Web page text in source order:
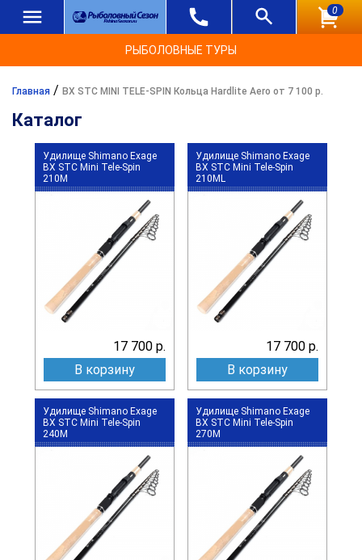
0
РЫБОЛОВНЫЕ ТУРЫ
Главная / BX STC MINI TELE-SPIN Кольца Hardlite Aero от 7 100 р.
Каталог
Удилище Shimano Exage
BX STC Mini Tele-Spin
210M
17 700 р.
В корзину
Удилище Shimano Exage
BX STC Mini Tele-Spin
210ML
17 700 р.
В корзину
Удилище Shimano Exage
BX STC Mini Tele-Spin
240M
Удилище Shimano Exage
BX STC Mini Tele-Spin
270M